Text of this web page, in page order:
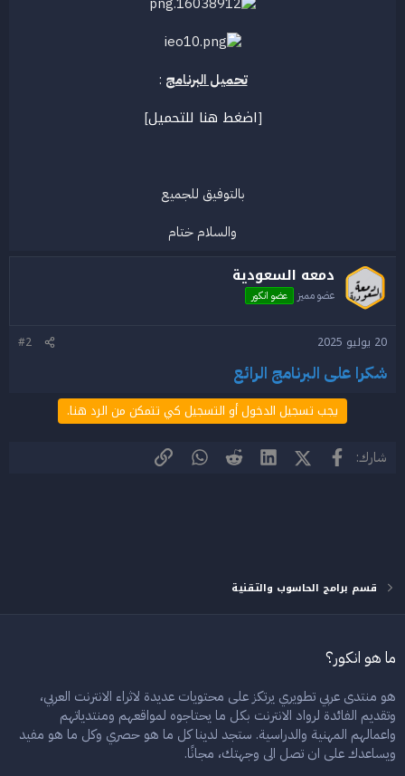
تحميل البرنامج :
[اضغط هنا للتحميل]
بالتوفيق للجميع
والسلام ختام​
دمعه السعودية
عضو مميز عضو انكور
20 يوليو 2025 #2
شكرا على البرنامج الرائع
يجب تسجيل الدخول أو التسجيل كي تتمكن من الرد هنا.
شارك: فيسبوك X (Twitter)
LinkedIn
Reddit
WhatsApp
الرابط
قسم برامج الحاسوب والتقنية
ما هو انكور؟
هو منتدى عربي تطويري يرتكز على محتويات عديدة لاثراء الانترنت العربي،
وتقديم الفائدة لرواد الانترنت بكل ما يحتاجوه لمواقعهم ومنتدياتهم
واعمالهم المهنية والدراسية. ستجد لدينا كل ما هو حصري وكل ما هو مفيد
ويساعدك على ان تصل الى وجهتك، مجانًا.